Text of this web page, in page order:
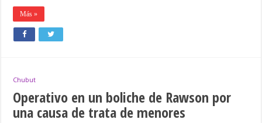
Más »
Chubut
Operativo en un boliche de Rawson por
una causa de trata de menores